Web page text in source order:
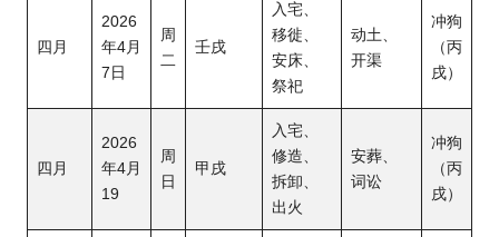
四月
2026
年4月
7日
周
二
壬戌
入宅、
移徙、
安床、
祭祀
动土、
开渠
冲狗
（丙
戌）
四月
2026
年4月
19
周
日
甲戌
入宅、
修造、
拆卸、
出火
安葬、
词讼
冲狗
（丙
戌）